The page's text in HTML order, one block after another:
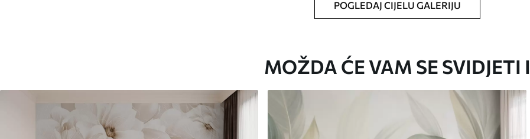
Čišćenje
Tapete se mogu nježno čistiti mekom spužvom. Lakirane tapete mogu se
čistiti vodom.
POGLEDAJ CIJELU GALERIJU
MOŽDA ĆE VAM SE SVIDJETI I